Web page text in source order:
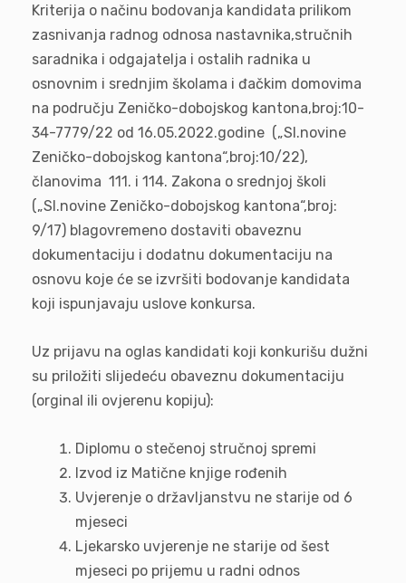
Kriterija o načinu bodovanja kandidata prilikom
zasnivanja radnog odnosa nastavnika,stručnih
saradnika i odgajatelja i ostalih radnika u
osnovnim i srednjim školama i đačkim domovima
na području Zeničko-dobojskog kantona,broj:10-
34-7779/22 od 16.05.2022.godine („Sl.novine
Zeničko-dobojskog kantona“,broj:10/22),
članovima 111. i 114. Zakona o srednjoj školi
(„Sl.novine Zeničko-dobojskog kantona“,broj:
9/17) blagovremeno dostaviti obaveznu
dokumentaciju i dodatnu dokumentaciju na
osnovu koje će se izvršiti bodovanje kandidata
koji ispunjavaju uslove konkursa.
Uz prijavu na oglas kandidati koji konkurišu dužni
su priložiti slijedeću obaveznu dokumentaciju
(orginal ili ovjerenu kopiju):
Diplomu o stečenoj stručnoj spremi
Izvod iz Matične knjige rođenih
Uvjerenje o državljanstvu ne starije od 6
mjeseci
Ljekarsko uvjerenje ne starije od šest
mjeseci po prijemu u radni odnos